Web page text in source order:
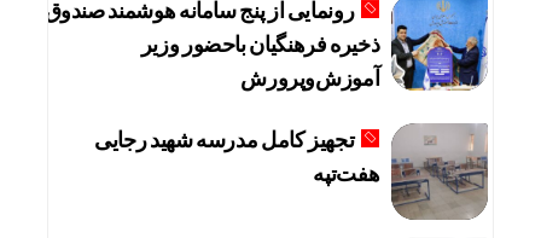
رونمایی از پنج سامانه هوشمند صندوق
ذخیره فرهنگیان باحضور وزیر
آموزش‌وپرورش
تجهیز کامل مدرسه شهید رجایی
هفت‌تپه